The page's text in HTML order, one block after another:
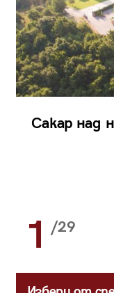
Сакар над
1 /29